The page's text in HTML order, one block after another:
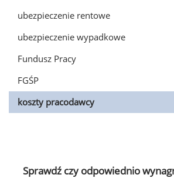
ubezpieczenie rentowe
ubezpieczenie wypadkowe
Fundusz Pracy
FGŚP
koszty pracodawcy
Sprawdź czy odpowiednio